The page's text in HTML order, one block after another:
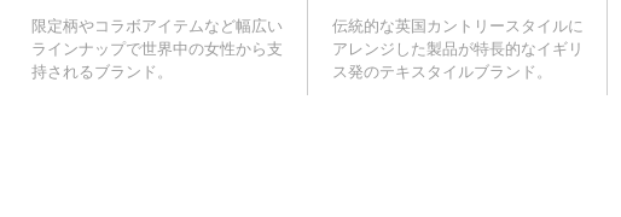
限定柄やコラボアイテムなど幅広い
ラインナップで世界中の女性から支
持されるブランド。
伝統的な英国カントリースタイルに
アレンジした製品が特長的なイギリ
ス発のテキスタイルブランド。